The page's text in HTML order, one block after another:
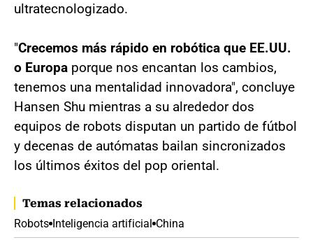
ultratecnologizado.
"Crecemos más rápido en robótica que EE.UU.
o Europa porque nos encantan los cambios,
tenemos una mentalidad innovadora", concluye
Hansen Shu mientras a su alrededor dos
equipos de robots disputan un partido de fútbol
y decenas de autómatas bailan sincronizados
los últimos éxitos del pop oriental.
Temas relacionados
Robots Inteligencia artificial China